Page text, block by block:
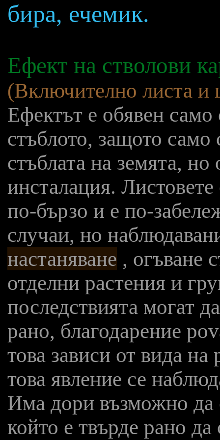
бира, ечемик.
Ефект на стволови
(Включително листа и
Ефектът е обявен само
стъблото, защото
стъблата на земята, но
инсталация.
по-бързо и е по-
случаи, но
настаняване , огъване
отделни растения и
последствията могат
рано, благодарение
това зависи от вида
това явление се
Има дори възможно да
който е твърде рано